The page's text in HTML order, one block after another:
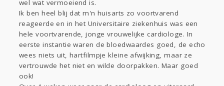
wel wat vermoeiend is.
Ik ben heel blij dat m'n huisarts zo voortvarend
reageerde en in het Universitaire ziekenhuis was een
hele voortvarende, jonge vrouwelijke cardiologe. In
eerste instantie waren de bloedwaardes goed, de echo
wees niets uit, hartfilmpje kleine afwijking, maar ze
vertrouwde het niet en wilde doorpakken. Maar goed
ook!